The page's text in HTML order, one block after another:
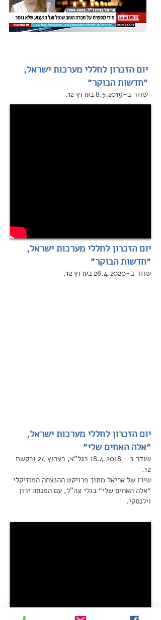
יום הזכרון לחללי מערכות ישראל,
״חדשות הבוקר״
שודר ב-8.5.2019 בערוץ 12.
יום הזכרון לחללי מערכות ישראל,
״חדשות הבוקר״
שודר ב-28.4.2020 בערוץ 12.
יום הזכרון לחללי מערכות ישראל,
״אלה האחים שלי״
שודר ב - 18.4.2018
בגל"צ,‏ בערוץ 24 ובקשת
12.
שירו של אריאל מתוך פרויקט ההנצחה המוזיקלי
״אלה האחים שלי״ בגלי צה"ל, עם המנחה ירון
וילנסקי.